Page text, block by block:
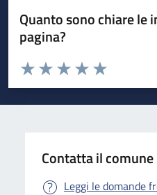
Quanto sono chiare le
pagina?
Valuta da 1 a 5 stelle la pagina
Valuta 5
Valuta 4 stelle
Valuta 3 stelle su 5
Valuta 2 stelle su 5
Valuta 1 stelle su 5
Contatta il comune
Leggi le domande